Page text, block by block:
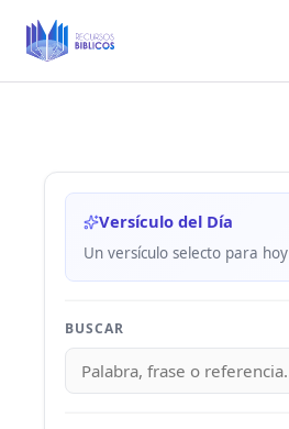
Versículo del Día
Un versículo selecto para hoy
BUSCAR